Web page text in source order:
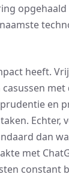
heeft.
en
Echter,
dan
met
constant